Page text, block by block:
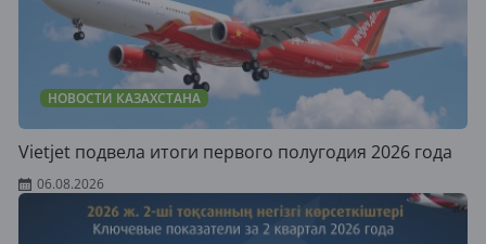
НОВОСТИ КАЗАХСТАНА
Vietjet подвела итоги первого полугодия 2026 года
06.08.2026